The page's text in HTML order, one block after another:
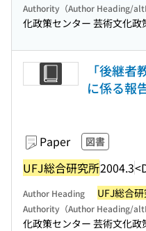
Authority（Author Heading/
化政策センター 芸術文化政
「後継者
に係る報
Paper 図書
UFJ総合研究所2004.3
Author Heading UFJ総合
Authority（Author Heading/
化政策センター 芸術文化政